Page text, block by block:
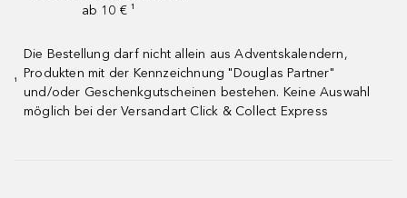
ab 10 € ¹
¹
Die Bestellung darf nicht allein aus Adventskalendern,
Produkten mit der Kennzeichnung "Douglas Partner"
und/oder Geschenkgutscheinen bestehen. Keine Auswahl
möglich bei der Versandart Click & Collect Express